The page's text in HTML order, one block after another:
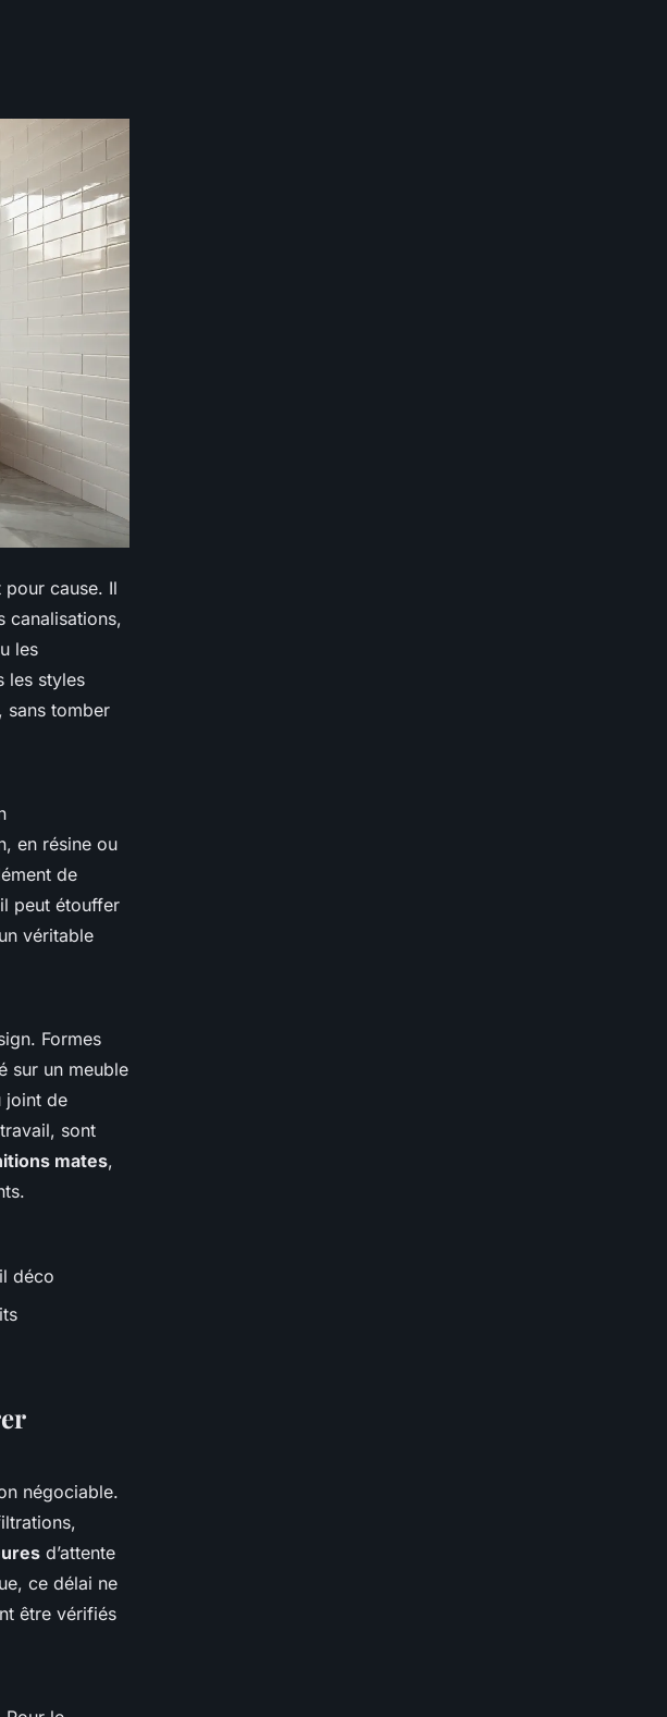
cause. Il
canalisations,
les
les styles
sans tomber
en résine ou
de
peut étouffer
véritable
Formes
sur un meuble
joint de
sont
mates,
déco
négociable.
d’attente
ce délai ne
être vérifiés